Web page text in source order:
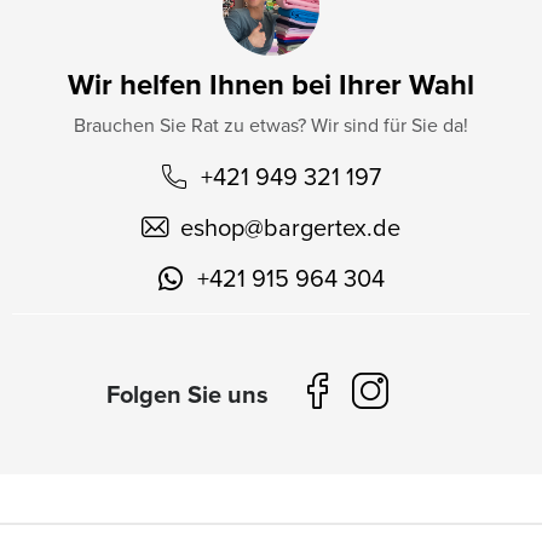
Wir helfen Ihnen bei Ihrer Wahl
Brauchen Sie Rat zu etwas? Wir sind für Sie da!
+421 949 321 197
eshop@bargertex.de
+421 915 964 304